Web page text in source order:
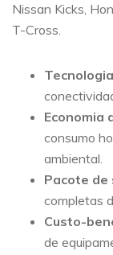
Nissan Kicks,
T-Cross.
Economia
consumo
ambiental.
Pacote de
completas
Custo-
de